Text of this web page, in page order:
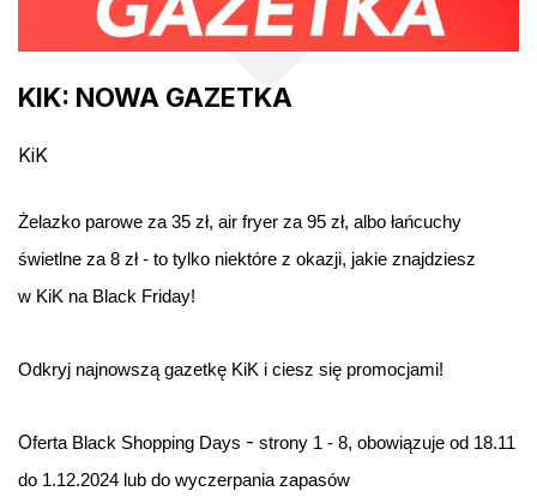
KIK: NOWA GAZETKA
KiK
Żelazko parowe za 35 zł, air fryer za 95 zł, albo łańcuchy
świetlne za 8 zł - to tylko niektóre z okazji, jakie znajdziesz
w KiK na Black Friday!
Odkryj najnowszą gazetkę KiK i ciesz się promocjami!
Oferta Black Shopping Days - strony 1 - 8, obowiązuje od 18.11
do 1.12.2024 lub do wyczerpania zapasów